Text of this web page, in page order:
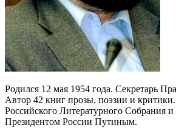
Родился 12 мая 1954 года. Секретарь
Автор 42 книг прозы, поэзии и критики.
Российского Литературного Собрания и
Президентом России Путиным.